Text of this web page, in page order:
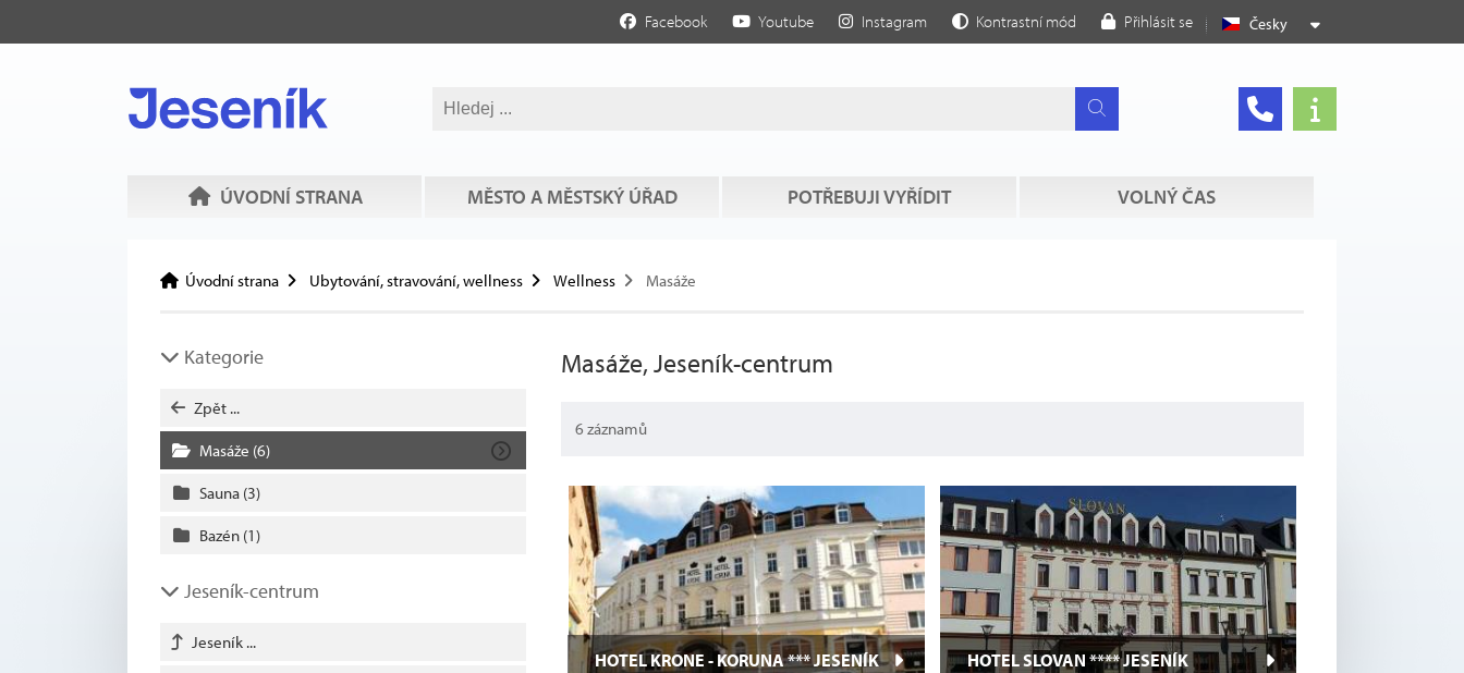
Česky
Facebook Youtube Instagram Kontrastní mód Přihlásit se
ÚVODNÍ STRANA MĚSTO A MĚSTSKÝ ÚŘAD POTŘEBUJI VYŘÍDIT VOLNÝ ČAS
Úvodní strana Ubytování, stravování, wellness Wellness Masáže
Kategorie
Zpět ...
Masáže (6)
Sauna (3)
Bazén (1)
Jeseník-centrum
Jeseník ...
Masáže, Jeseník-centrum
6 záznamů
HOTEL KRONE - KORUNA *** JESENÍK HOTEL SLOVAN **** JESENÍK